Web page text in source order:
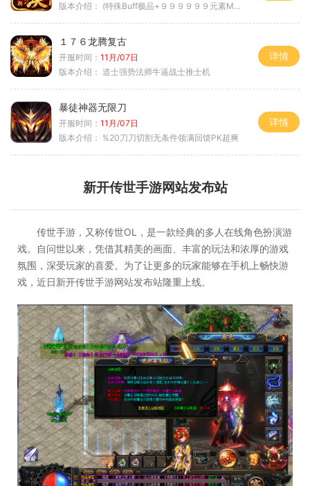
版本介绍： (特殊Buff极品+９９９９９９元素Max）
１７６龙腾复古
开服时间： 11月/07日
版本介绍： 道士强势法师牛逼战士推士机
详情
暴徒神器无限刀
开服时间： 11月/07日
版本介绍： %20刀刀切割无条件领满回馈PK超爽
详情
新开传世手游网站发布站
传世手游，又称传世OL，是一款经典的多人在线角色扮演游
戏。自问世以来，凭借其精美的画面、丰富的玩法和浓厚的游戏
氛围，深受玩家的喜爱。为了让更多的玩家能够在手机上畅快游
戏，近日新开传世手游网站发布站隆重上线。